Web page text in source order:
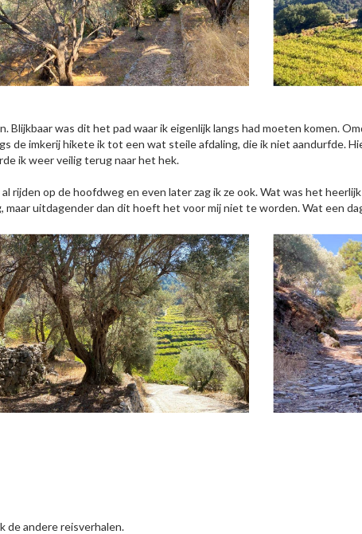
Blijkbaar was dit het pad waar ik eigenlijk langs had moeten komen.
de imkerij hikete ik tot een wat steile afdaling, die ik niet aandurfde.
ik weer veilig terug naar het hek.
rijden op de hoofdweg en even later zag ik ze ook. Wat was het
uitdagender dan dit hoeft het voor mij niet te worden. Wat een
de andere reisverhalen.